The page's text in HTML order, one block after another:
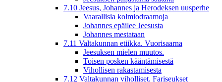
7.10 Jeesus, Johannes ja Herodeksen uusperhe
Vaarallisia kolmiodraamoja
Johannes epäilee Jeesusta
Johannes mestataan
7.11 Valtakunnan etiikka. Vuorisaarna
Jeesuksen mielen muutos.
Toisen posken kääntämisestä
Vihollisen rakastamisesta
7.12 Valtakunnan viholliset. Fariseukset